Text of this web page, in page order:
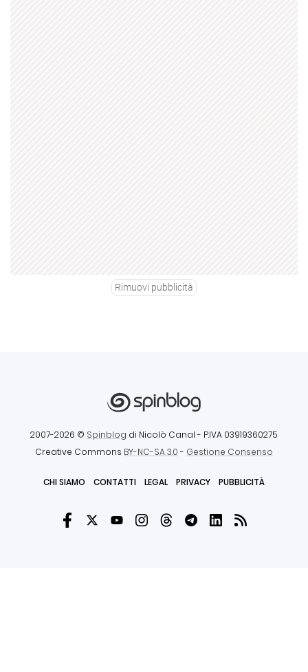
Rimuovi pubblicità
2007-2026 © Spinblog di Nicolò Canal - P.IVA 03919360275
Creative Commons BY-NC-SA 3.0- Gestione Consenso
CHI SIAMO CONTATTI LEGAL PRIVACY PUBBLICITÀ